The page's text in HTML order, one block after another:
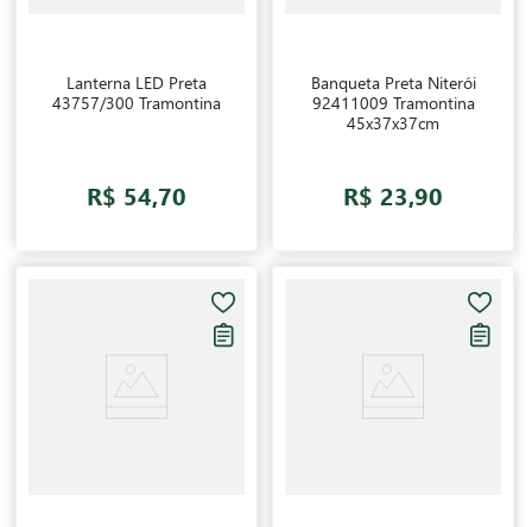
Lanterna LED Preta
43757/300 Tramontina
R$ 54,70
Banqueta Preta Niterói
92411009 Tramontina
45x37x37cm
R$ 23,90